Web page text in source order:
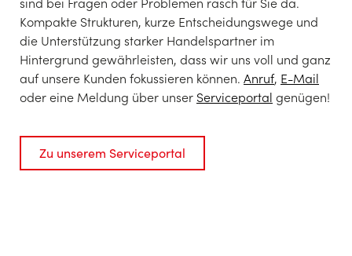
Kompakte Strukturen, kurze Entscheidungswege und
die Unterstützung starker Handelspartner im
Hintergrund gewährleisten, dass wir uns voll und ganz
auf unsere Kunden fokussieren können. Anruf, E-Mail
oder eine Meldung über unser Serviceportal genügen!
Zu unserem Serviceportal